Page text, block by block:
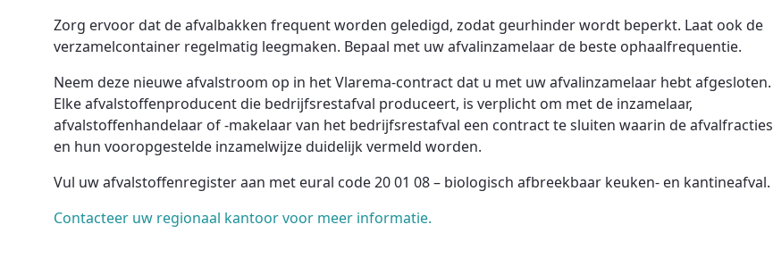
Zorg ervoor dat de afvalbakken frequent worden geledigd, zodat geurhinder wordt beperkt. Laat ook de
verzamelcontainer regelmatig leegmaken. Bepaal met uw afvalinzamelaar de beste ophaalfrequentie.
Neem deze nieuwe afvalstroom op in het Vlarema-contract dat u met uw afvalinzamelaar hebt afgesloten.
Elke afvalstoffenproducent die bedrijfsrestafval produceert, is verplicht om met de inzamelaar,
afvalstoffenhandelaar of -makelaar van het bedrijfsrestafval een contract te sluiten waarin de afvalfracties
en hun vooropgestelde inzamelwijze duidelijk vermeld worden.
Vul uw afvalstoffenregister aan met eural code 20 01 08 – biologisch afbreekbaar keuken- en kantineafval.
Contacteer uw regionaal kantoor voor meer informatie.